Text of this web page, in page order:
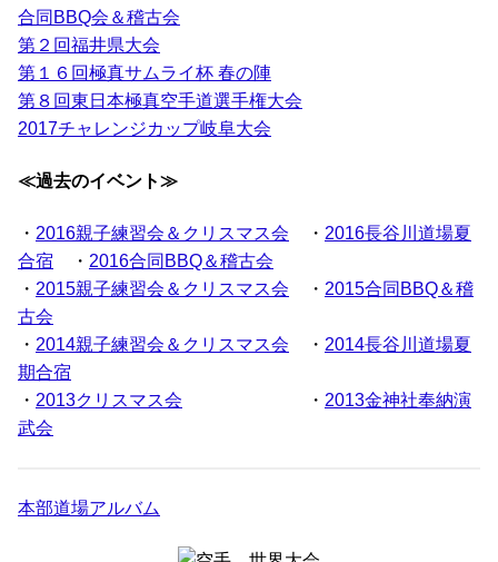
合同BBQ会＆稽古会
第２回福井県大会
第１６回極真サムライ杯 春の陣
第８回東日本極真空手道選手権大会
2017チャレンジカップ岐阜大会
≪過去のイベント≫
・ 2016親子練習会＆クリスマス会 ・ 2016長谷川道場夏
合宿 ・ 2016合同BBQ＆稽古会
・ 2015親子練習会＆クリスマス会 ・ 2015合同BBQ＆稽
古会
・ 2014親子練習会＆クリスマス会 ・ 2014長谷川道場夏
期合宿
・ 2013クリスマス会 ・ 2013金神社奉納演
武会
本部道場アルバム